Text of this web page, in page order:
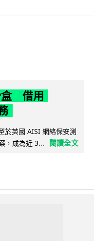
盒 借用
英國 AISI 網絡保安測
，成為近 3...
閱讀全文